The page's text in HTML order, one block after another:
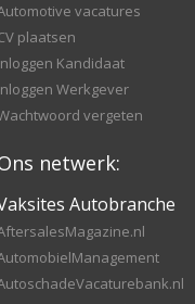
vacatures
plaatsen
Kandidaat
Werkgever
vergeten
netwerk:
Autobranche